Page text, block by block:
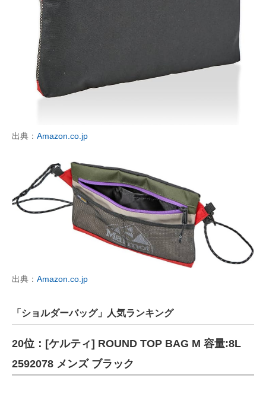
出典： Amazon.co.jp
出典： Amazon.co.jp
「ショルダーバッグ」人気ランキング
20位：[ケルティ] ROUND TOP BAG M 容量:8L
2592078 メンズ ブラック